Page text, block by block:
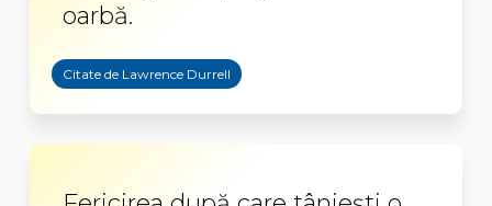
oarbă.
Citate de Lawrence Durrell